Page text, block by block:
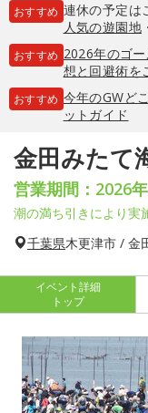
おすすめ 連休の予定は
人気の遊園地
おすすめ 2026年のゴ
想と回避術を
おすすめ 今年のGWど
ットガイド
金田みたて
営業期間：2026
潮の満ち引きにより実
千葉県木更津市 / 金
イベント詳細
トップ